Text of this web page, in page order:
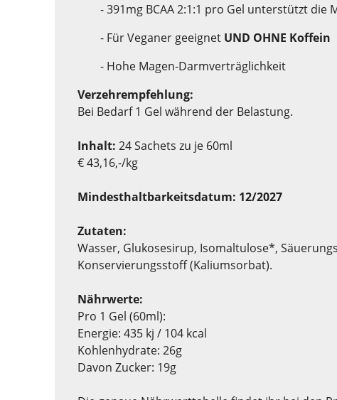
- 391mg BCAA 2:1:1 pro Gel unterstützt die
- Für Veganer geeignet UND OHNE Koffein
- Hohe Magen-Darmverträglichkeit
Verzehrempfehlung:
Bei Bedarf 1 Gel während der Belastung.
Inhalt: 24 Sachets zu je 60ml
€ 43,16,-/kg
Mindesthaltbarkeitsdatum: 12/2027
Zutaten:
Wasser, Glukosesirup, Isomaltulose*,
Konservierungsstoff (Kaliumsorbat).
Nährwerte:
Pro 1 Gel (60ml):
Energie: 435 kj / 104 kcal
Kohlenhydrate: 26g
Davon Zucker: 19g